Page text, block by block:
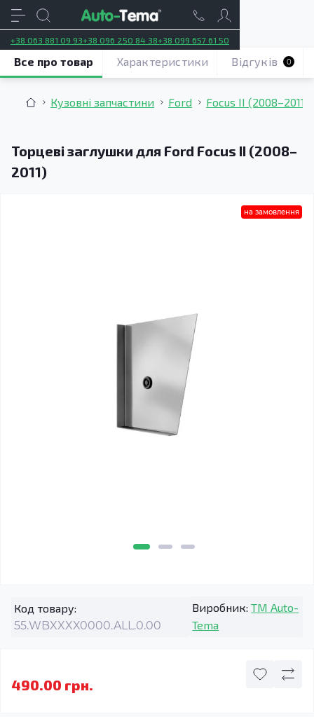
+38 063 881 09 93+38 096 250 84 38+38 099 657 61 50
Кузовні запчастини Ford Focus II (2008–2011)
Торцеві заглушки для Ford Focus II (2008–
2011)
Все про товар Характеристики Відгуків 0
на замовлення
Код товару:
55.WBXXXX0000.ALL.0.00
Виробник: TM Auto-
Tema
490.00 грн.